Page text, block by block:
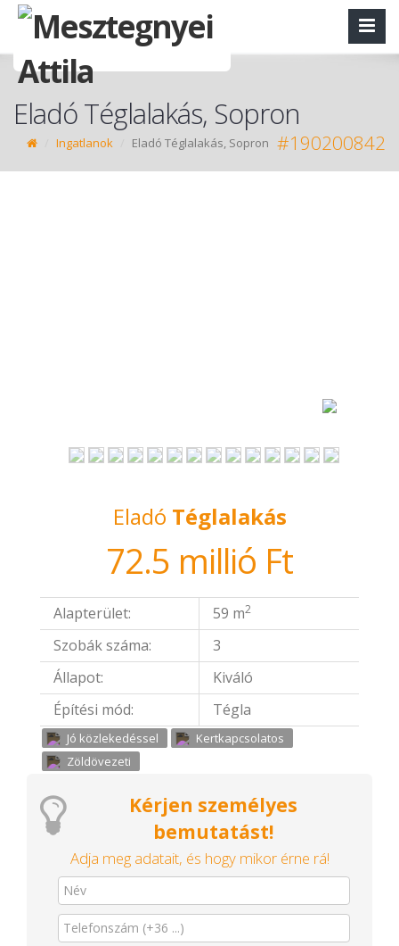
Eladó Téglalakás, Sopron
Ingatlanok Eladó Téglalakás, Sopron #190200842
Eladó Téglalakás
72.5 millió Ft
Alapterület: 59 m2
Szobák száma:
3
Állapot:
Kiváló
Építési mód:
Tégla
Jó közlekedéssel
Kertkapcsolatos
Zöldövezeti
Kérjen személyes
bemutatást!
Adja meg adatait, és hogy mikor érne rá!